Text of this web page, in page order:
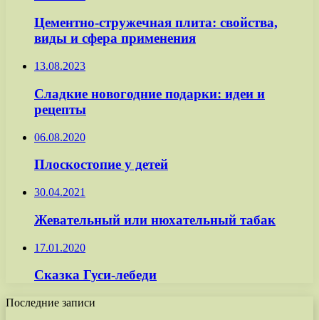
Цементно-стружечная плита: свойства,
виды и сфера применения
13.08.2023
Сладкие новогодние подарки: идеи и
рецепты
06.08.2020
Плоскостопие у детей
30.04.2021
Жевательный или нюхательный табак
17.01.2020
Сказка Гуси-лебеди
Последние записи